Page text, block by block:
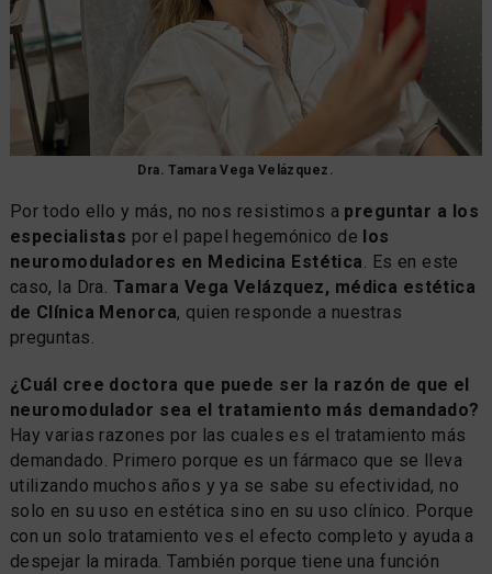
Dra. Tamara Vega Velázquez.
Por todo ello y más, no nos resistimos a preguntar a los
especialistas por el papel hegemónico de los
neuromoduladores en Medicina Estética. Es en este
caso, la Dra. Tamara Vega Velázquez, médica estética
de Clínica Menorca, quien responde a nuestras
preguntas.
¿Cuál cree doctora que puede ser la razón de que el
neuromodulador sea el tratamiento más demandado?
Hay varias razones por las cuales es el tratamiento más
demandado. Primero porque es un fármaco que se lleva
utilizando muchos años y ya se sabe su efectividad, no
solo en su uso en estética sino en su uso clínico. Porque
con un solo tratamiento ves el efecto completo y ayuda a
despejar la mirada. También porque tiene una función